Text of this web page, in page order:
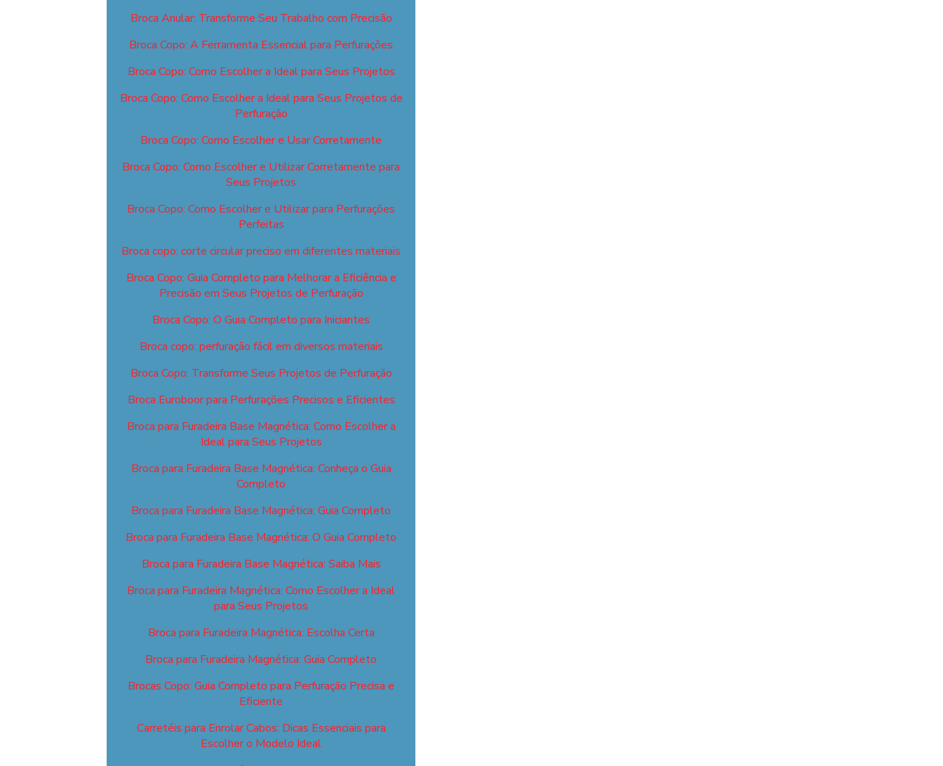
Broca Anular: Transforme Seu Trabalho com Precisão
Broca Copo: A Ferramenta Essencial para Perfurações
Broca Copo: Como Escolher a Ideal para Seus Projetos
Broca Copo: Como Escolher a Ideal para Seus Projetos de
Perfuração
Broca Copo: Como Escolher e Usar Corretamente
Broca Copo: Como Escolher e Utilizar Corretamente para
Seus Projetos
Broca Copo: Como Escolher e Utilizar para Perfurações
Perfeitas
Broca copo: corte circular preciso em diferentes materiais
Broca Copo: Guia Completo para Melhorar a Eficiência e
Precisão em Seus Projetos de Perfuração
Broca Copo: O Guia Completo para Iniciantes
Broca copo: perfuração fácil em diversos materiais
Broca Copo: Transforme Seus Projetos de Perfuração
Broca Euroboor para Perfurações Precisos e Eficientes
Broca para Furadeira Base Magnética: Como Escolher a
Ideal para Seus Projetos
Broca para Furadeira Base Magnética: Conheça o Guia
Completo
Broca para Furadeira Base Magnética: Guia Completo
Broca para Furadeira Base Magnética: O Guia Completo
Broca para Furadeira Base Magnética: Saiba Mais
Broca para Furadeira Magnética: Como Escolher a Ideal
para Seus Projetos
Broca para Furadeira Magnética: Escolha Certa
Broca para Furadeira Magnética: Guia Completo
Brocas Copo: Guia Completo para Perfuração Precisa e
Eficiente
Carretéis para Enrolar Cabos: Dicas Essenciais para
Escolher o Modelo Ideal